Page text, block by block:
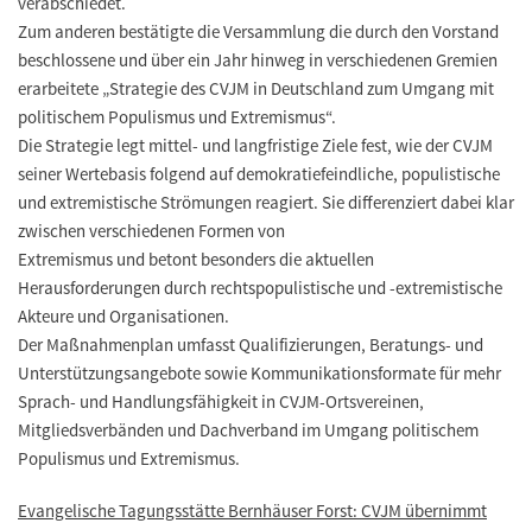
Zum anderen bestätigte die Versammlung die durch den Vorstand
beschlossene und über ein Jahr hinweg in verschiedenen Gremien
erarbeitete „Strategie des CVJM in Deutschland zum Umgang mit
politischem Populismus und Extremismus“.
Die Strategie legt mittel- und langfristige Ziele fest, wie der CVJM
seiner Wertebasis folgend auf demokratiefeindliche, populistische
und extremistische Strömungen reagiert. Sie differenziert dabei klar
zwischen verschiedenen Formen von
Extremismus und betont besonders die aktuellen
Herausforderungen durch rechtspopulistische und -extremistische
Akteure und Organisationen.
Der Maßnahmenplan umfasst Qualifizierungen, Beratungs- und
Unterstützungsangebote sowie Kommunikationsformate für mehr
Sprach- und Handlungsfähigkeit in CVJM-Ortsvereinen,
Mitgliedsverbänden und Dachverband im Umgang politischem
Populismus und Extremismus.
Evangelische Tagungsstätte Bernhäuser Forst: CVJM übernimmt